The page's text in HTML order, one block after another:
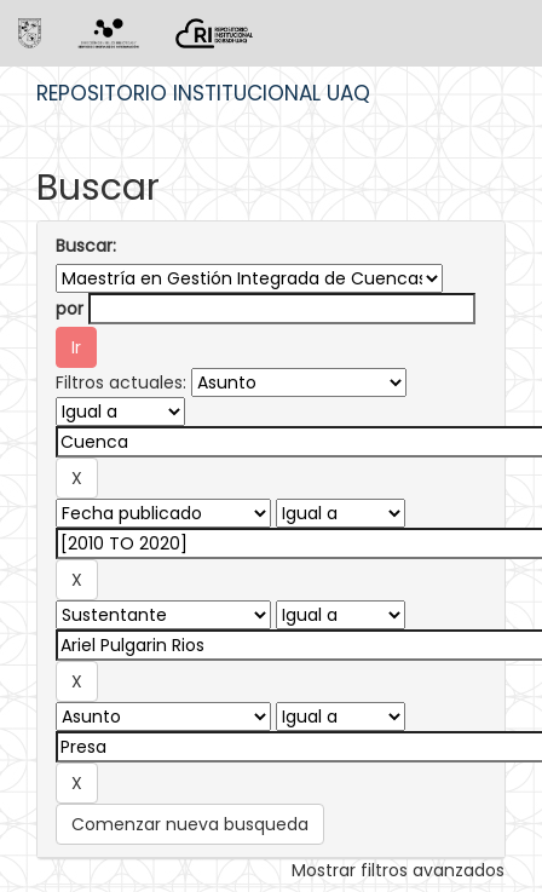
REPOSITORIO INSTITUCIONAL UAQ
Buscar
Buscar:
por
Filtros actuales:
Comenzar nueva busqueda
Mostrar filtros avanzados